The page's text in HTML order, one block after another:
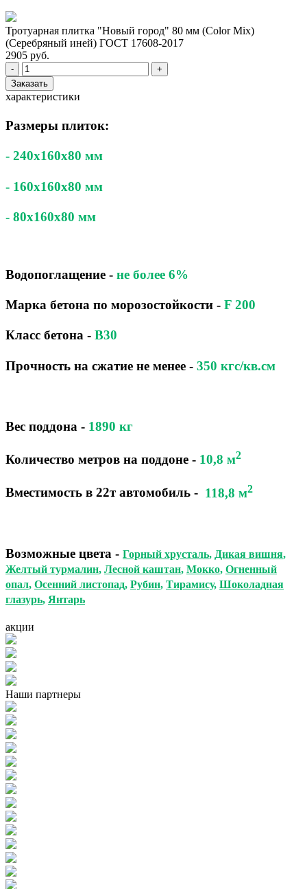
Тротуарная плитка "Новый город" 80 мм (Color Mix)
(Серебряный иней) ГОСТ 17608-2017
2905 руб.
-
+
Заказать
характеристики
Размеры плиток:
- 240x160x80 мм
- 160x160x80 мм
- 80x160x80 мм
Водопоглащение - не более 6%
Марка бетона по морозостойкости - F 200
Класс бетона - B30
Прочность на сжатие не менее - 350 кгс/кв.см
Вес поддона - 1890 кг
Количество метров на поддоне - 10,8 м2
Вместимость в 22т автомобиль - 118,8 м2
Возможные цвета - Горный хрусталь, Дикая вишня,
Желтый турмалин, Лесной каштан, Мокко, Огненный
опал, Осенний листопад, Рубин, Тирамису, Шоколадная
глазурь, Янтарь
акции
Наши партнеры